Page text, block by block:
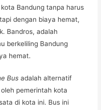
Bandung tanpa harus
dengan biaya hemat,
Bandros, adalah
berkeliling Bandung
hemat.
Bus adalah alternatif
pemerintah kota
di kota ini. Bus ini